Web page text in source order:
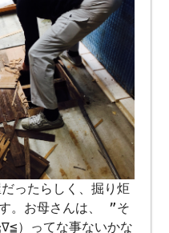
ったらしく、掘り炬
。お母さんは、 ”そ
）ってな事ないかな